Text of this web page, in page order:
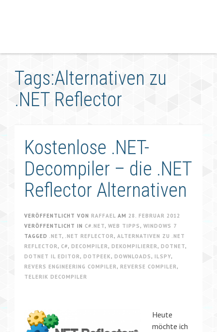
Tags:Alternativen zu
.NET Reflector
Kostenlose .NET-
Decompiler – die .NET
Reflector Alternativen
VERÖFFENTLICHT VON RAFFAEL AM 28. FEBRUAR 2012
VERÖFFENTLICHT IN C#.NET, WEB TIPPS , WINDOWS 7
TAGGED .NET, .NET REFLECTOR, ALTERNATIVEN ZU .NET
REFLECTOR, C#, DECOMPILER, DEKOMPILIERER, DOTNET,
DOTNET IL EDITOR, DOTPEEK, DOWNLOADS , ILSPY,
REVERS ENGINEERING COMPILER, REVERSE COMPILER,
TELERIK DECOMPILER
Heute
möchte ich